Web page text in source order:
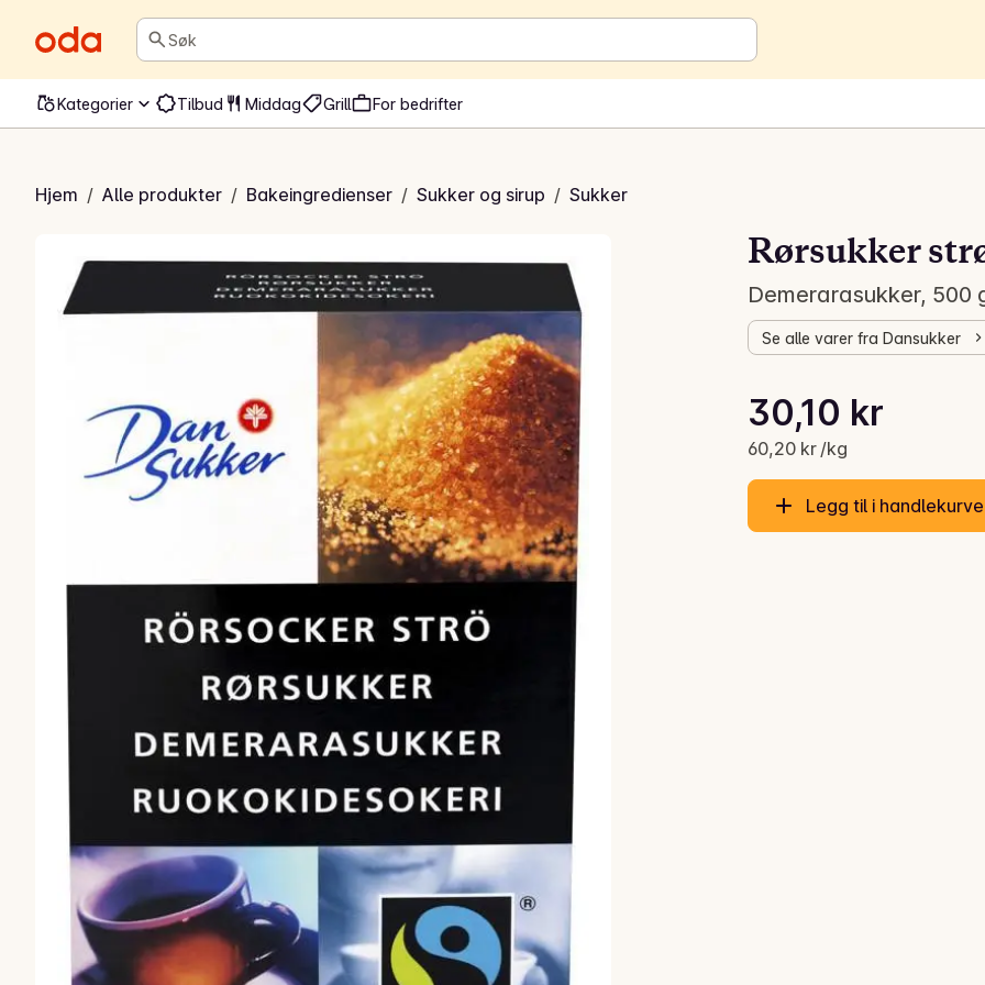
Søk
Kategorier Tilbud Middag Grill For bedrifter
Hjem / Alle produkter / Bakeingredienser / Sukker og sirup / Sukker
strø
Rørsukker
Demerarasukker, 500
Se alle varer fra Dansukker
Gjeldende pris er: 30,10 kr
30,10 kr
60,20 kr /kg
Stykkpris: 60,20 kr /kg
Legg til i